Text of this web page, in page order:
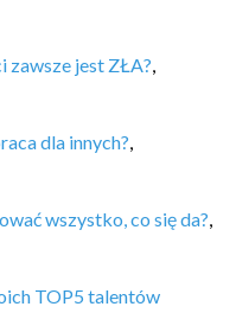
zawsze jest ZŁA?,
dla innych?,
wszystko, co się da?,
TOP5 talentów